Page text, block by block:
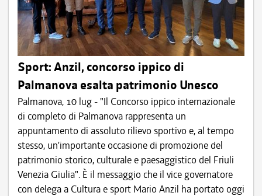
Sport: Anzil, concorso ippico di
Palmanova esalta patrimonio Unesco
Palmanova, 10 lug - "Il Concorso ippico internazionale
di completo di Palmanova rappresenta un
appuntamento di assoluto rilievo sportivo e, al tempo
stesso, un'importante occasione di promozione del
patrimonio storico, culturale e paesaggistico del Friuli
Venezia Giulia". È il messaggio che il vice governatore
con delega a Cultura e sport Mario Anzil ha portato oggi